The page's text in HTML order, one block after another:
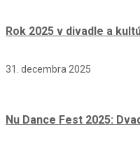
Rok 2025 v divadle a
31. decembra 2025
Nu Dance Fest 2025: